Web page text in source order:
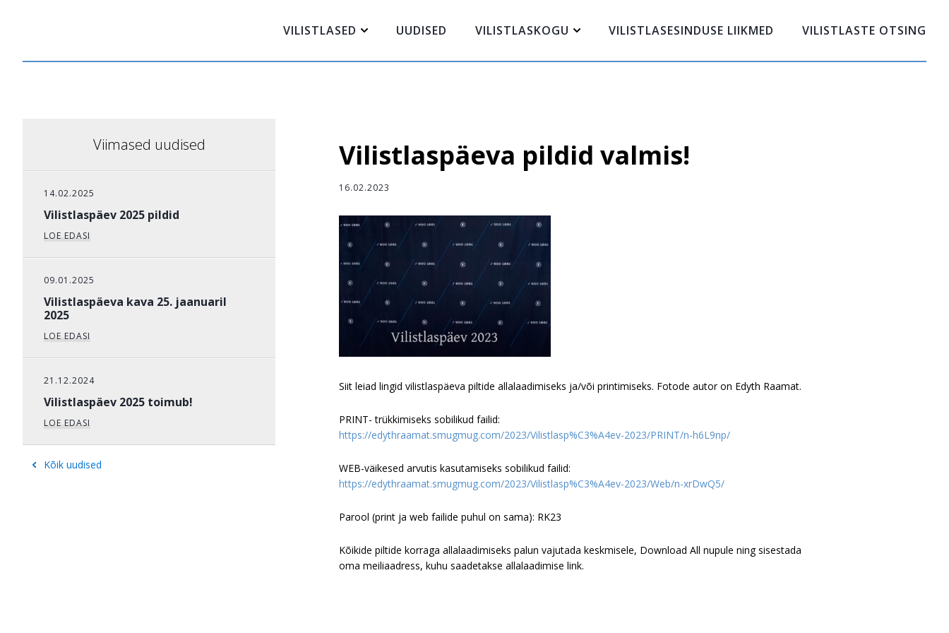
VILISTLASED UUDISED VILISTLASKOGU VILISTLASESINDUSE LIIKMED VILISTLASTE OTSING
Viimased uudised
14.02.2025
Vilistlaspäev 2025 pildid
LOE EDASI
09.01.2025
Vilistlaspäeva kava 25. jaanuaril
2025
LOE EDASI
21.12.2024
Vilistlaspäev 2025 toimub!
LOE EDASI
Kõik uudised
Vilistlaspäeva pildid valmis!
16.02.2023
Siit leiad lingid vilistlaspäeva piltide allalaadimiseks ja/või printimiseks. Fotode autor on Edyth Raamat.
PRINT- trükkimiseks sobilikud failid:
https://edythraamat.smugmug.com/2023/Vilistlasp%C3%A4ev-2023/PRINT/n-h6L9np/
WEB-väikesed arvutis kasutamiseks sobilikud failid:
https://edythraamat.smugmug.com/2023/Vilistlasp%C3%A4ev-2023/Web/n-xrDwQ5/
Parool (print ja web failide puhul on sama): RK23
Kõikide piltide korraga allalaadimiseks palun vajutada keskmisele, Download All nupule ning sisestada
oma meiliaadress, kuhu saadetakse allalaadimise link.